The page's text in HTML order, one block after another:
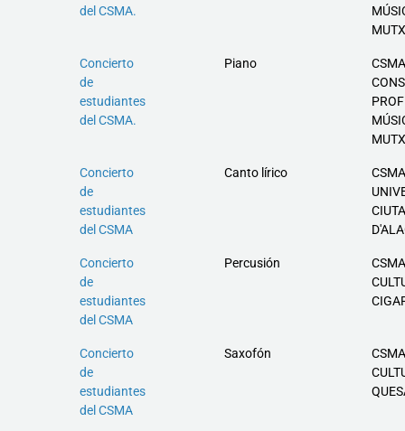
del CSMA.
Concierto
de
estudiantes
del CSMA.
Piano
Concierto
de
estudiantes
del CSMA
Canto lírico
Concierto
de
estudiantes
del CSMA
Percusión
Concierto
de
estudiantes
del CSMA
Saxofón